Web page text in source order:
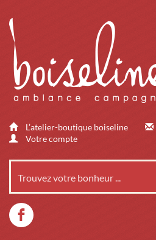
L’atelier-boutique boiseline
Votre compte